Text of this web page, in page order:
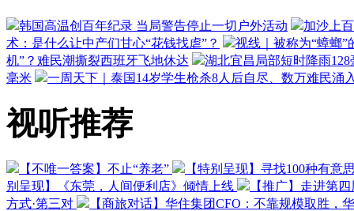
韩国高温创百年纪录 当局警告停止一切户外活动
加沙上
术：是什么让中产们甘心“花钱找虐”？
视线｜被称为“蟑螂
机”？难民潮撕裂西班牙飞地休达
湖北宜昌局部短时降雨
毫米
一周天下｜泰国14岁学生枪杀8人后自尽、数万难民涌
视听推荐
【不唯一答案】不止“养老”
【特别呈现】寻找100种有意
别呈现】《东莞，人间便利店》倾情上线
【推广】走进第
方式·第三对
【商旅对话】华住集团CFO：不靠规模取胜，